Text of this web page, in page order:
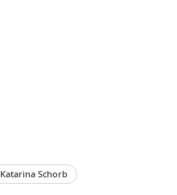
Katarina Schorb